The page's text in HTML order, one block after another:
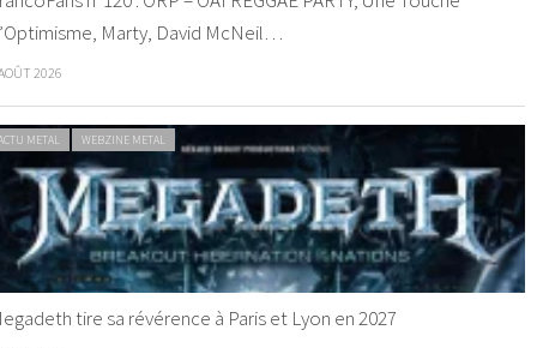
Marty, David McNeil…
2026
METAL WEBZINE METAL
tire sa révérence à Paris et Lyon en 2027